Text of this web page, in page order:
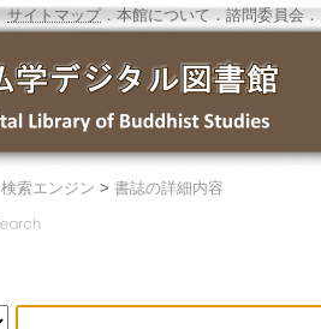
サイトマップ．本館について ． 諮問委員会 ．
検索エンジン > 書誌の詳細内容